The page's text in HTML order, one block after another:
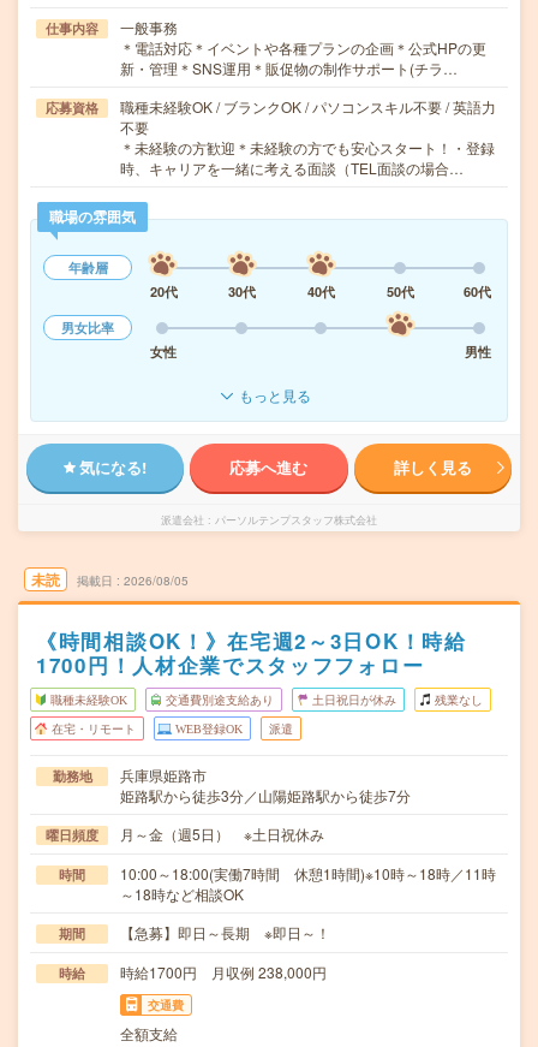
仕事内容
一般事務
＊電話対応＊イベントや各種プランの企画＊公式HPの更
新・管理＊SNS運用＊販促物の制作サポート(チラ…
応募資格
職種未経験OK / ブランクOK / パソコンスキル不要 / 英語力
不要
＊未経験の方歓迎＊未経験の方でも安心スタート！・登録
時、キャリアを一緒に考える面談（TEL面談の場合…
職場の雰囲気
年齢層
20代
30代 40代 50代
60代
男女比率
女性
男性
もっと見る
気になる! 応募へ進む 詳しく見る
派遣会社 パーソルテンプスタッフ株式会社
未読 掲載日 2026/08/05
《時間相談OK！》在宅週2～3日OK！時給
1700円！人材企業でスタッフフォロー
職種未経験OK 交通費別途支給あり 土日祝日が休み 残業なし
在宅・リモート WEB登録OK 派遣
勤務地
兵庫県姫路市
姫路駅から徒歩3分／山陽姫路駅から徒歩7分
曜日頻度 月～金（週5日） ※土日祝休み
時間
10:00～18:00(実働7時間 休憩1時間)※10時～18時／11時
～18時など相談OK
期間 【急募】即日～長期 ※即日～！
時給 時給1700円 月収例 238,000円
交通費
全額支給